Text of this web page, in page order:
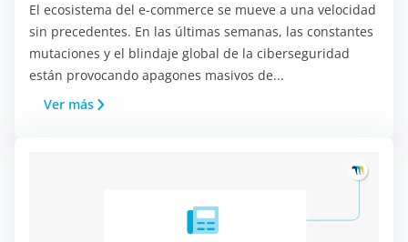
El ecosistema del e-commerce se mueve a una velocidad
sin precedentes. En las últimas semanas, las constantes
mutaciones y el blindaje global de la ciberseguridad
están provocando apagones masivos de...
Ver más
En este sitio utilizamos
información mientras navegas por la
web. La finalidad de esta información